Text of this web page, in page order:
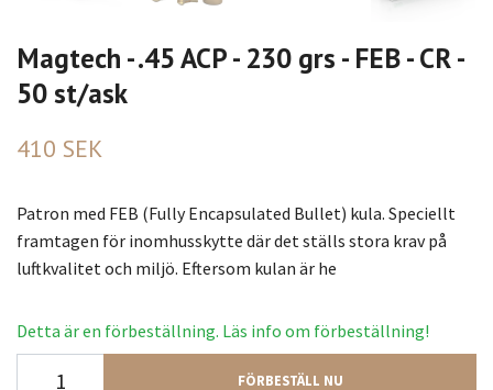
Magtech - .45 ACP - 230 grs - FEB - CR -
50 st/ask
410 SEK
Patron med FEB (Fully Encapsulated Bullet) kula. Speciellt
framtagen för inomhusskytte där det ställs stora krav på
luftkvalitet och miljö. Eftersom kulan är he
Detta är en förbeställning. Läs info om förbeställning!
FÖRBESTÄLL NU